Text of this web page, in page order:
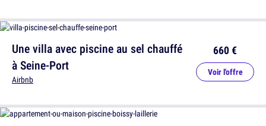
Une villa avec piscine au sel chauffé
à Seine-Port
Airbnb
660 €
Voir l'offre